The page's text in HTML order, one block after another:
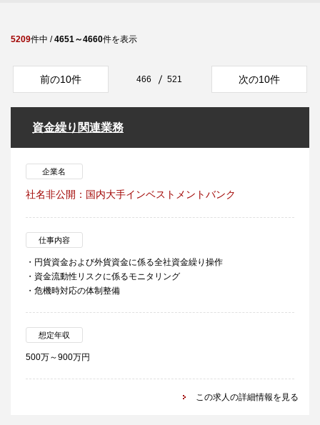
5209件中 /4651～4660件を表示
前の10件 466 521 次の10件
資金繰り関連業務
企業名
社名非公開：国内大手インベストメントバンク
仕事内容
・円貨資金および外貨資金に係る全社資金繰り操作
・資金流動性リスクに係るモニタリング
・危機時対応の体制整備
想定年収
500万～900万円
この求人の詳細情報を見る